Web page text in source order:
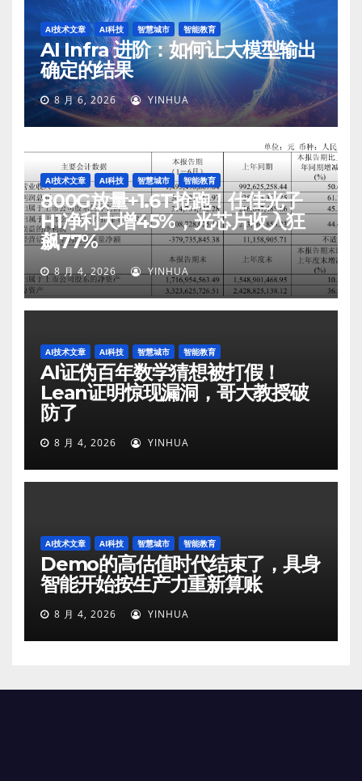
AI技术文章 AI科技 智慧城市 智能教育
AI Infra 进阶：如何让大模型输出
确定的结果
8 月 6, 2026 YINHUA
AI技术文章 AI科技 智慧城市 智能教育
800G放量+1.6T抢跑！仕佳光子
H1净利大增45%，光芯片收入狂
飙77%
8 月 4, 2026 YINHUA
AI技术文章 AI科技 智慧城市 智能教育
AI证伪百年数学猜想被打假！
Lean证明惊现漏洞，哥大教授破
防了
8 月 4, 2026 YINHUA
AI技术文章 AI科技 智慧城市 智能教育
Demo的高估值时代结束了，具身
智能开始按生产力重新算账
8 月 4, 2026 YINHUA